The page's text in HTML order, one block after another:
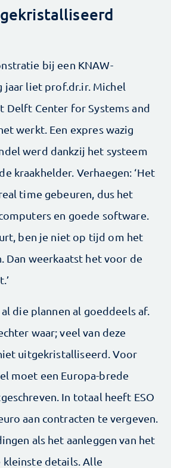
bij een KNAW-
jaar liet prof.dr.ir. Michel
Delft Center for Systems and
werkt. Een expres wazig
werd dankzij het systeem
kraakhelder. Ver­haegen: ‘Het
time gebeuren, dus het
en goede software.
ben je niet op tijd om het
Dan weerkaatst het voor de
die plannen al goeddeels af.
waar; veel van deze
uitgekristalliseerd. Voor
moet een Europa-brede
In totaal heeft ESO
aan contracten te vergeven.
als het aanleggen van het
details. Alle